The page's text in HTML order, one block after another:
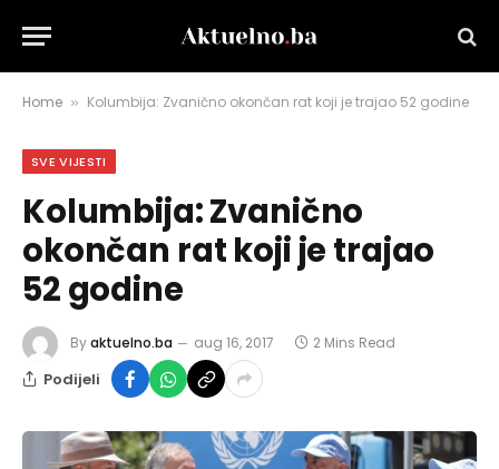
Home » Kolumbija: Zvanično okončan rat koji je trajao 52 godine
SVE VIJESTI
Kolumbija: Zvanično
okončan rat koji je trajao
52 godine
Byaktuelno.ba aug 16, 2017 2 Mins Read
Podijeli